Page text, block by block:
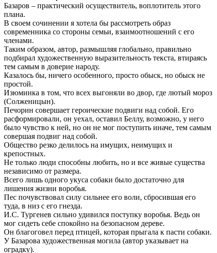
Базаров – практический осуществитель, воплотитель этого
плана.
В своем сочинении я хотела бы рассмотреть образ
современника со стороны семьи, взаимоотношений с его
членами.
Таким образом, автор, размышляя глобально, правильно
подбирал художественную выразительность текста, втираясь
тем самым в доверие народу.
Казалось бы, ничего особенного, просто обыск, но обыск не
простой.
Изюминка в том, что всех выгоняли во двор, где лютый мороз
(Солженицын).
Печорин совершает героические подвиги над собой. Его
расформировали, он уехал, оставил Беллу, возможно, у него
было чувство к ней, но он не мог поступить иначе, тем самым
совершая подвиг над собой.
Общество резко делилось на имущих, неимущих и
крепостных.
Не только люди способны любить, но и все живые существа
независимо от размера.
Всего лишь одного укуса собаки было достаточно для
лишения жизни воробья.
Пес почувствовал силу сильнее его воли, сбросившая его
туда, в низ с его гнезда.
И.С. Тургенев сильно удивился поступку воробья. Ведь он
мог сидеть себе спокойно на безопасном дереве.
Он благоговел перед птицей, которая прыгала к пасти собаки.
У Базарова художественная могила (автор указывает на
оградку).